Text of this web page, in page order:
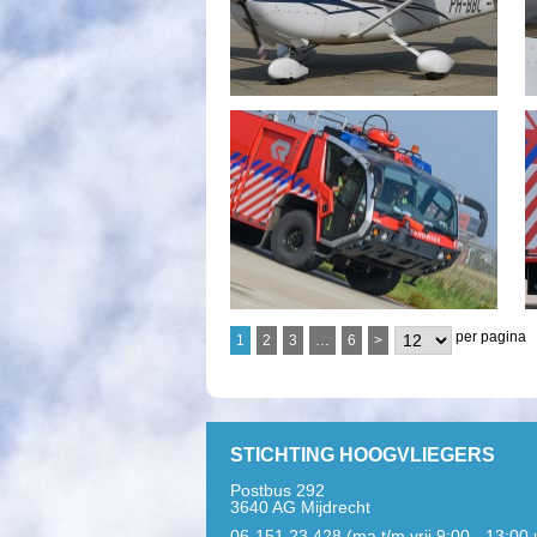
1 2 3 … 6 > per pagina
STICHTING HOOGVLIEGERS
Postbus 292
3640 AG Mijdrecht